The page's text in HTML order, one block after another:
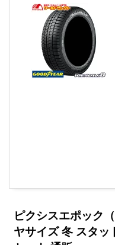
ピクシスエポック
ヤサイズ 冬 スタッ